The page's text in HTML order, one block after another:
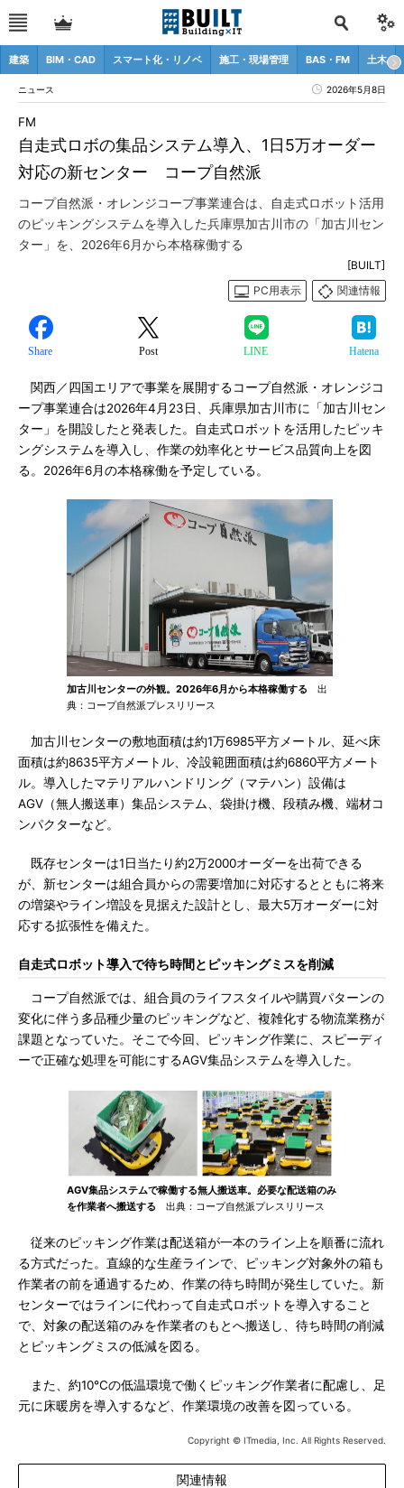
建築 BIM・CAD スマート化・リノベ 施工・現場管理 BAS・FM 土木
ニュース 2026年5月8日
自走式ロボの集品システム導入、1日5万オーダー
対応の新センター コープ自然派
FM
コープ自然派・オレンジコープ事業連合は、自走式ロボット活用
のピッキングシステムを導入した兵庫県加古川市の「加古川セン
ター」を、2026年6月から本格稼働する
[BUILT]
PC用表示
関連情報
Share Post LINE Hatena
関西／四国エリアで事業を展開するコープ自然派・オレンジコ
ープ事業連合は2026年4月23日、兵庫県加古川市に「加古川セン
ター」を開設したと発表した。自走式ロボットを活用したピッキ
ングシステムを導入し、作業の効率化とサービス品質向上を図
る。2026年6月の本格稼働を予定している。
加古川センターの外観。2026年6月から本格稼働する 出
典：コープ自然派プレスリリース
加古川センターの敷地面積は約1万6985平方メートル、延べ床
面積は約8635平方メートル、冷設範囲面積は約6860平方メート
ル。導入したマテリアルハンドリング（マテハン）設備は
AGV（無人搬送車）集品システム、袋掛け機、段積み機、端材コ
ンパクターなど。
既存センターは1日当たり約2万2000オーダーを出荷できる
が、新センターは組合員からの需要増加に対応するとともに将来
の増築やライン増設を見据えた設計とし、最大5万オーダーに対
応する拡張性を備えた。
自走式ロボット導入で待ち時間とピッキングミスを削減
コープ自然派では、組合員のライフスタイルや購買パターンの
変化に伴う多品種少量のピッキングなど、複雑化する物流業務が
課題となっていた。そこで今回、ピッキング作業に、スピーディ
ーで正確な処理を可能にするAGV集品システムを導入した。
AGV集品システムで稼働する無人搬送車。必要な配送箱のみ
を作業者へ搬送する 出典：コープ自然派プレスリリース
従来のピッキング作業は配送箱が一本のライン上を順番に流れ
る方式だった。直線的な生産ラインで、ピッキング対象外の箱も
作業者の前を通過するため、作業の待ち時間が発生していた。新
センターではラインに代わって自走式ロボットを導入すること
で、対象の配送箱のみを作業者のもとへ搬送し、待ち時間の削減
とピッキングミスの低減を図る。
また、約10℃の低温環境で働くピッキング作業者に配慮し、足
元に床暖房を導入するなど、作業環境の改善を図っている。
Copyright © ITmedia, Inc. All Rights Reserved.
関連情報